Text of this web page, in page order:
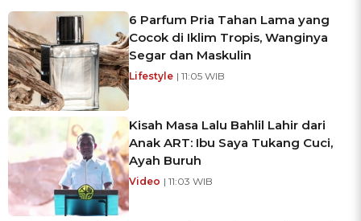
6 Parfum Pria Tahan Lama yang
Cocok di Iklim Tropis, Wanginya
Segar dan Maskulin
Lifestyle | 11:05 WIB
Kisah Masa Lalu Bahlil Lahir dari
Anak ART: Ibu Saya Tukang Cuci,
Ayah Buruh
Video | 11:03 WIB